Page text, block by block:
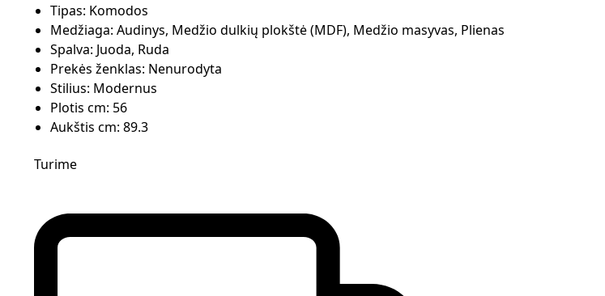
Tipas: Komodos
Medžiaga: Audinys, Medžio dulkių plokštė (MDF), Medžio masyvas, Plienas
Spalva: Juoda, Ruda
Prekės ženklas: Nenurodyta
Stilius: Modernus
Plotis cm: 56
Aukštis cm: 89.3
Turime